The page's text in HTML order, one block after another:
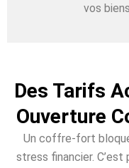
vos
Des Tarifs
Ouverture
Un coffre-fort
stress financier.